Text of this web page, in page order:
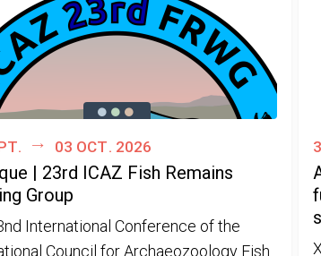
03 oct. 2026
| 23rd ICAZ Fish Remains
Group
International Conference of the
Council for Archaeozoology Fish